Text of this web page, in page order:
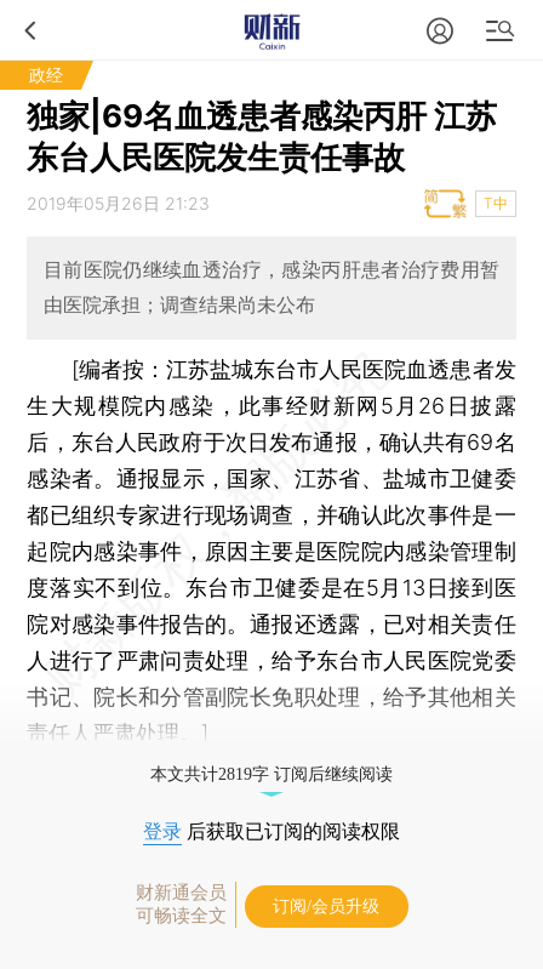
政经
独家|69名血透患者感染丙肝 江苏
东台人民医院发生责任事故
2019年05月26日 21:23 T中
目前医院仍继续血透治疗，感染丙肝患者治疗费用暂
由医院承担；调查结果尚未公布
[编者按：江苏盐城东台市人民医院血透患者发
生大规模院内感染，此事经财新网5月26日披露
后，东台人民政府于次日发布通报，确认共有69名
感染者。通报显示，国家、江苏省、盐城市卫健委
都已组织专家进行现场调查，并确认此次事件是一
起院内感染事件，原因主要是医院院内感染管理制
度落实不到位。东台市卫健委是在5月13日接到医
院对感染事件报告的。通报还透露，已对相关责任
人进行了严肃问责处理，给予东台市人民医院党委
书记、院长和分管副院长免职处理，给予其他相关
责任人严肃处理。]
本文共计2819字 订阅后继续阅读
登录 后获取已订阅的阅读权限
财新通会员
可畅读全文
订阅/会员升级